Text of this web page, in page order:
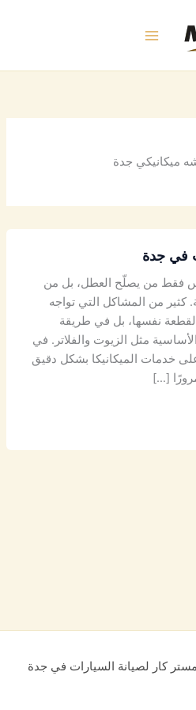
ميكانيكي جدة
في جدة
فقط من يصلّح العطل، بل من
كثير من المشاكل التي تواجه
نفسها، بل في طريقة
مثل الزيوت والفلاتر. في
خدمات الميكانيكا بشكل دقيق
[…]